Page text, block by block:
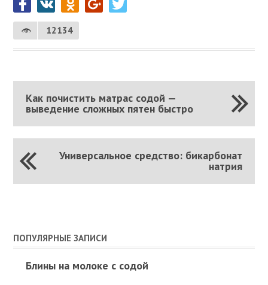
12134
Как почистить матрас содой —
выведение сложных пятен быстро
Универсальное средство: бикарбонат
натрия
ПОПУЛЯРНЫЕ ЗАПИСИ
Блины на молоке с содой